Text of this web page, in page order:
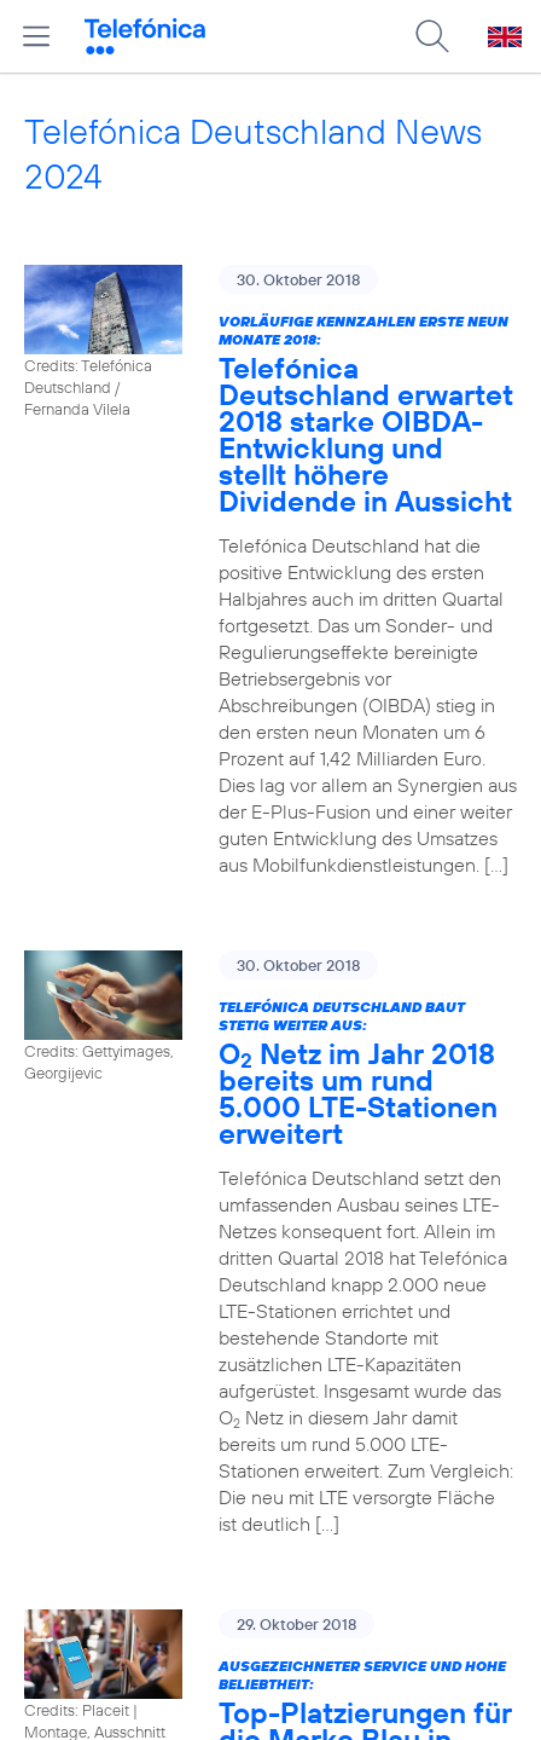
Telefónica Deutschland News
2024
Credits: Telefónica
Deutschland /
Fernanda Vilela
30. Oktober 2018
VORLÄUFIGE KENNZAHLEN ERSTE NEUN
MONATE 2018:
Telefónica
Deutschland erwartet
2018 starke OIBDA-
Entwicklung und
stellt höhere
Dividende in Aussicht
Telefónica Deutschland hat die
positive Entwicklung des ersten
Halbjahres auch im dritten Quartal
fortgesetzt. Das um Sonder- und
Regulierungseffekte bereinigte
Betriebsergebnis vor
Abschreibungen (OIBDA) stieg in
den ersten neun Monaten um 6
Prozent auf 1,42 Milliarden Euro.
Dies lag vor allem an Synergien aus
der E-Plus-Fusion und einer weiter
guten Entwicklung des Umsatzes
aus Mobilfunkdienstleistungen. […]
Credits: Gettyimages,
Georgijevic
30. Oktober 2018
TELEFÓNICA DEUTSCHLAND BAUT
STETIG WEITER AUS:
O2 Netz im Jahr 2018
bereits um rund
5.000 LTE-Stationen
erweitert
Telefónica Deutschland setzt den
umfassenden Ausbau seines LTE-
Netzes konsequent fort. Allein im
dritten Quartal 2018 hat Telefónica
Deutschland knapp 2.000 neue
LTE-Stationen errichtet und
bestehende Standorte mit
zusätzlichen LTE-Kapazitäten
aufgerüstet. Insgesamt wurde das
O2Netz in diesem Jahr damit
bereits um rund 5.000 LTE-
Stationen erweitert. Zum Vergleich:
Die neu mit LTE versorgte Fläche
ist deutlich […]
Credits: Placeit |
Montage, Ausschnitt
29. Oktober 2018
AUSGEZEICHNETER SERVICE UND HOHE
BELIEBTHEIT:
Top-Platzierungen für